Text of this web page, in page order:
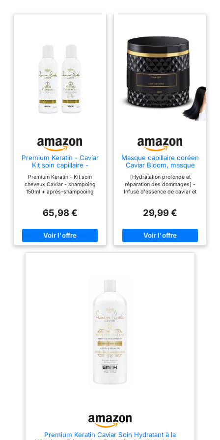
Premium Keratin - Caviar
Kit soin capillaire -
revitalisant 150ml
Premium Keratin - Kit soin
cheveux Caviar - shampoing
150ml + après-shampooing
CONDITIONNEUR POUR
Format : 150 ml Paquet de 2
65,98 €
Masque capillaire coréen
Caviar Bloom, masque
capillaire au collagène,
hydratant et réparateur,
après-shampoing pour
cheveux secs et abîmés
[Hydratation profonde et
réparation des dommages] -
Infusé d'essence de caviar et
durablement les cheveux secs,
redonnant force et brillance
[Résultats dignes d'un salon à
domicile] - Conçu pour les
les types de cheveux] - Si vos
abîmés et difficiles à entretenir,
29,99 €
Premium Keratin Caviar Soin Hydratant à la